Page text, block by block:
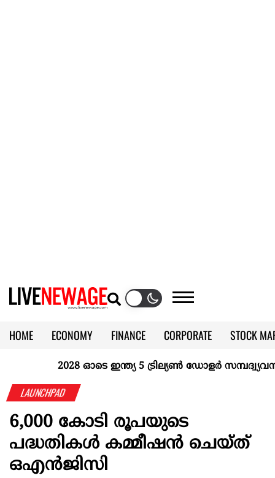
HOME ECONOMY FINANCE CORPORATE
STOCK
KERALA @70
2028 ഓടെ ഇന്ത്യ 5 ട്രില്യണ്‍ ഡോളര്‍
LAUNCHPAD
6,000 കോടി രൂപയുടെ
പദ്ധതികൾ കമ്മീഷൻ ചെയ്ത്
ഒഎൻജിസി